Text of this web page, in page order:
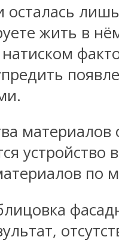
осталась
жить в
устройство
по